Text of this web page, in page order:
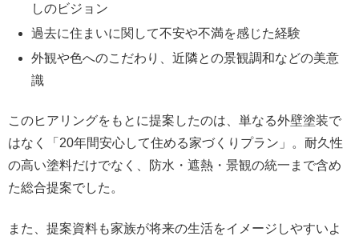
しのビジョン
過去に住まいに関して不安や不満を感じた経験
外観や色へのこだわり、近隣との景観調和などの美意
識
このヒアリングをもとに提案したのは、単なる外壁塗装で
はなく「20年間安心して住める家づくりプラン」。耐久性
の高い塗料だけでなく、防水・遮熱・景観の統一まで含め
た総合提案でした。
また、提案資料も家族が将来の生活をイメージしやすいよ